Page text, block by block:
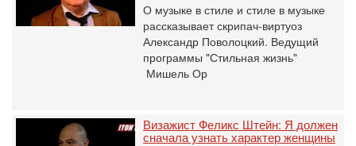
О музыке в стиле и стиле в музыке
рассказывает скрипач-виртуоз
Александр Поволоцкий. Ведущий
программы "Стильная жизнь"
Мишель Ор
Визажист Феликс Штейн: Я должен
сначала узнать характер женщины